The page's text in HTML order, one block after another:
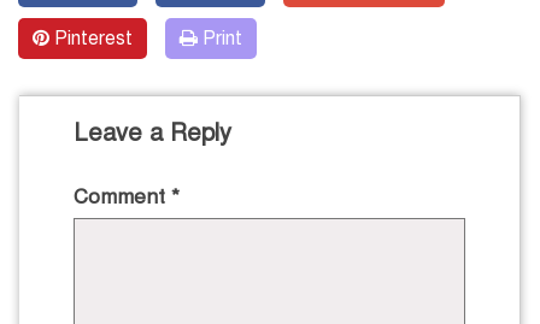
Pinterest Print
Leave a Reply
Comment *